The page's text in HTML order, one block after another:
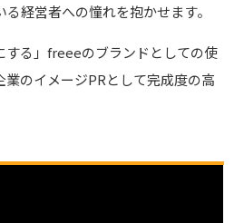
経営者への憧れを抱かせます。
する」freeeのブランドとしての使
のイメージPRとして完成度の高